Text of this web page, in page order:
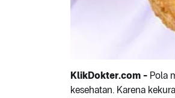
KlikDokter.com - Pola
kesehatan. Karena